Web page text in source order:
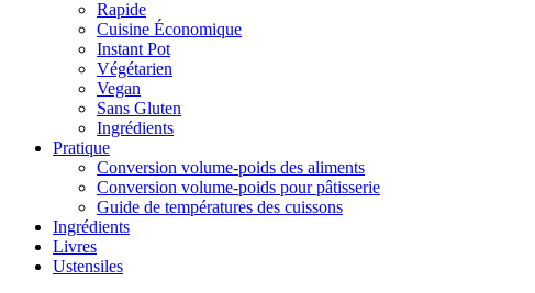
Rapide
Cuisine Économique
Instant Pot
Végétarien
Vegan
Sans Gluten
Ingrédients
Pratique
Conversion volume-poids des aliments
Conversion volume-poids pour pâtisserie
Guide de températures des cuissons
Ingrédients
Livres
Ustensiles